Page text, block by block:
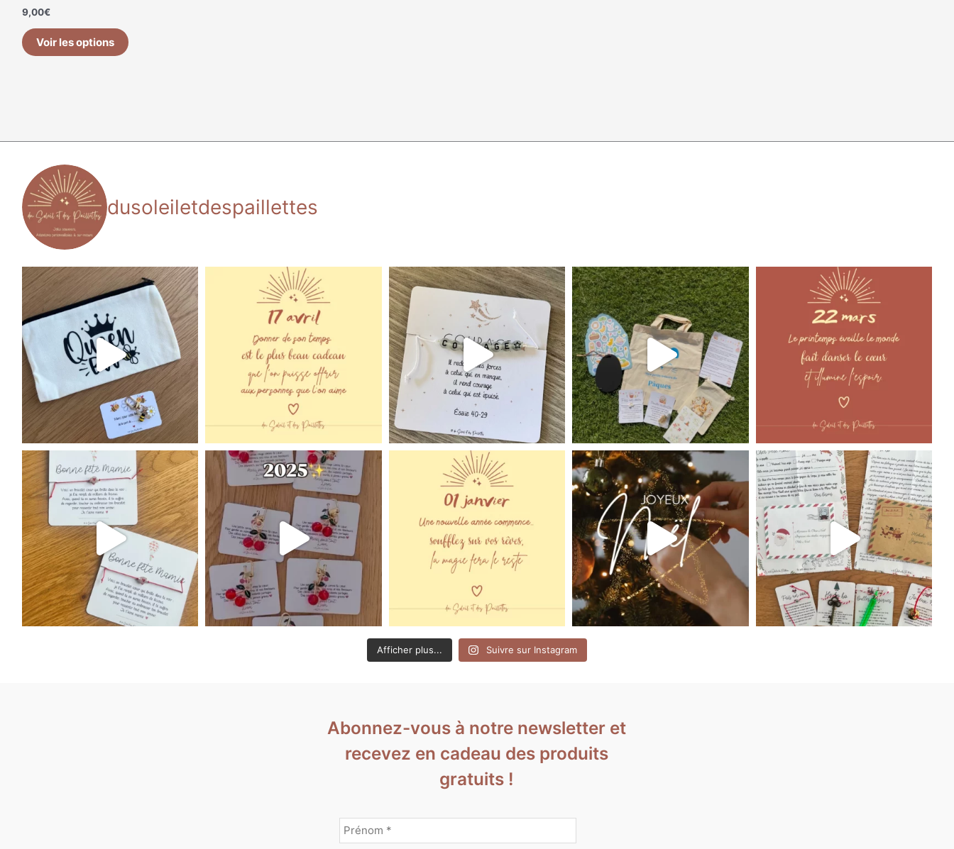
9,00€
Voir les options
dusoleiletdespaillettes
Afficher plus... Suivre sur Instagram
Abonnez-vous à notre newsletter et
recevez en cadeau des produits
gratuits !